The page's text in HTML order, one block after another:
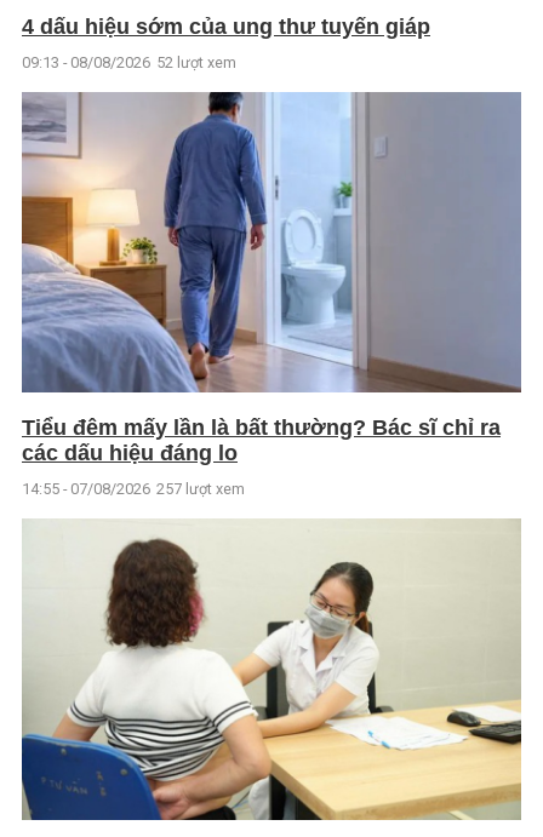
4 dấu hiệu sớm của ung thư tuyến giáp
09:13 - 08/08/2026 52 lượt xem
Tiểu đêm mấy lần là bất thường? Bác sĩ chỉ ra
các dấu hiệu đáng lo
14:55 - 07/08/2026 257 lượt xem